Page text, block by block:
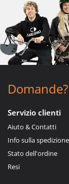
Domande?
Servizio clienti
Aiuto & Contatti
Info sulla spedizione
Stato dell'ordine
Resi